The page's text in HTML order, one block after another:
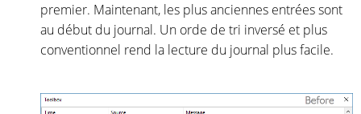
premier. Maintenant, les plus anciennes entrées sont
au début du journal. Un orde de tri inversé et plus
conventionnel rend la lecture du journal plus facile.